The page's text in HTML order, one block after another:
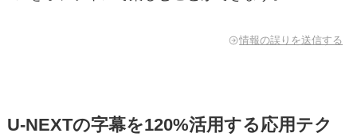
情報の誤りを送信する
U-NEXTの字幕を120%活用する応用テク